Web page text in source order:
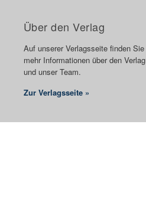
Über den Verlag
Auf unserer Verlagsseite finden Sie
mehr Informationen über den Verlag
und unser Team.
Zur Verlagsseite »